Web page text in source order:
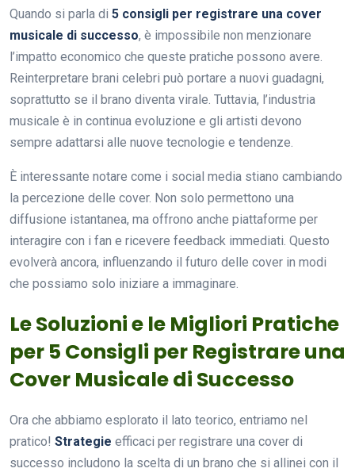
Quando si parla di 5 consigli per registrare una cover
musicale di successo, è impossibile non menzionare
l’impatto economico che queste pratiche possono avere.
Reinterpretare brani celebri può portare a nuovi guadagni,
soprattutto se il brano diventa virale. Tuttavia, l’industria
musicale è in continua evoluzione e gli artisti devono
sempre adattarsi alle nuove tecnologie e tendenze.
È interessante notare come i social media stiano cambiando
la percezione delle cover. Non solo permettono una
diffusione istantanea, ma offrono anche piattaforme per
interagire con i fan e ricevere feedback immediati. Questo
evolverà ancora, influenzando il futuro delle cover in modi
che possiamo solo iniziare a immaginare.
Le Soluzioni e le Migliori Pratiche
per 5 Consigli per Registrare una
Cover Musicale di Successo
Ora che abbiamo esplorato il lato teorico, entriamo nel
pratico! Strategie efficaci per registrare una cover di
successo includono la scelta di un brano che si allinei con il